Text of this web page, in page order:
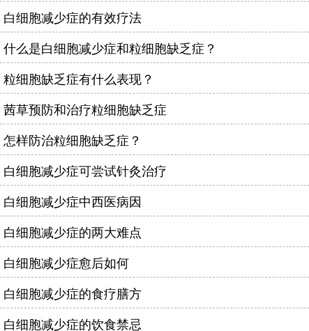
白细胞减少症的有效疗法
什么是白细胞减少症和粒细胞缺乏症？
粒细胞缺乏症有什么表现？
茜草预防和治疗粒细胞缺乏症
怎样防治粒细胞缺乏症？
白细胞减少症可尝试针灸治疗
白细胞减少症中西医病因
白细胞减少症的两大难点
白细胞减少症愈后如何
白细胞减少症的食疗膳方
白细胞减少症的饮食禁忌